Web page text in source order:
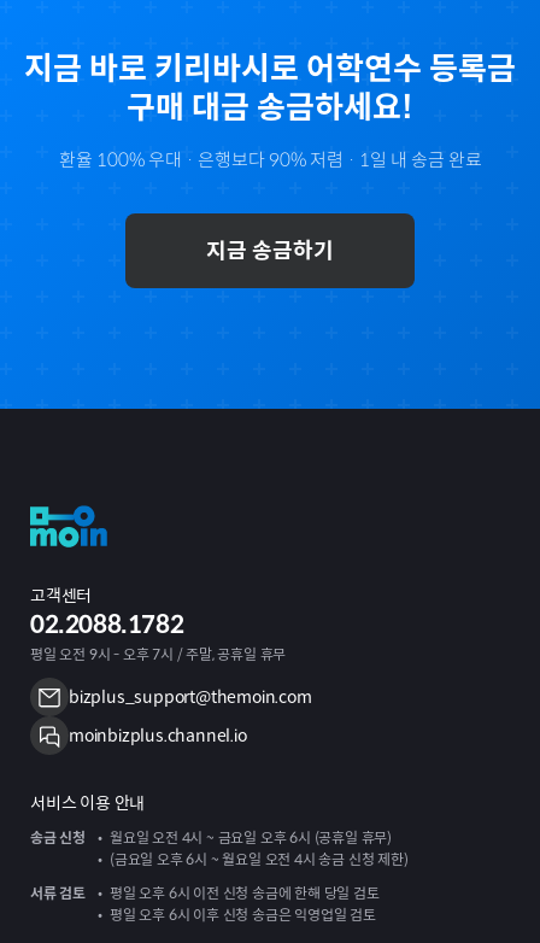
지금 바로 키리바시 로 어학연수 등록금
구매 대금 송금하세요!
환율 100% 우대 · 은행보다 90% 저렴 · 1일 내 송금 완료
지금 송금하기
고객센터
02.2088.1782
평일 오전 9시 - 오후 7시 / 주말, 공휴일 휴무
bizplus_support@themoin.com
moinbizplus.channel.io
서비스 이용 안내
송금 신청
월요일 오전 4시 ~ 금요일 오후 6시 (공휴일 휴무)
(금요일 오후 6시 ~ 월요일 오전 4시 송금 신청 제한)
서류 검토
평일 오후 6시 이전 신청 송금에 한해 당일 검토
평일 오후 6시 이후 신청 송금은 익영업일 검토